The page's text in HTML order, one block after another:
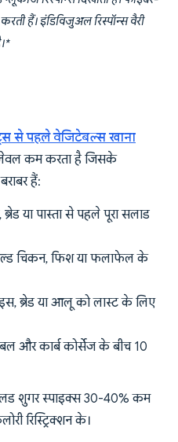
हैं। इंडिविजुअल रिस्पॉन्स वैरी
से पहले वेजिटेबल्स खाना
कम करता है जिसके
हैं:
या पास्ता से पहले पूरा सलाड
चिकन, फिश या फलाफेल के
ब्रेड या आलू को लास्ट के लिए
और कार्ब कोर्सेज के बीच 10
शुगर स्पाइक्स 30-40% कम
रिस्ट्रिक्शन के।